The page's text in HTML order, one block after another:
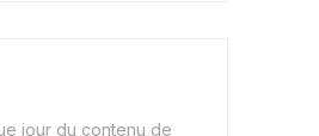
jour du contenu de